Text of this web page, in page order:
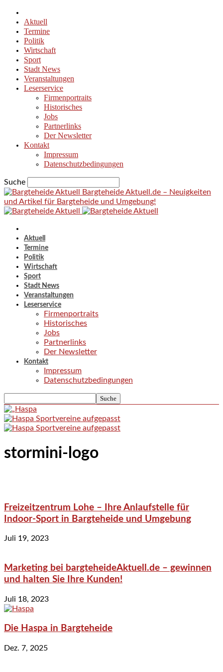
Aktuell
Termine
Politik
Wirtschaft
Sport
Stadt News
Veranstaltungen
Leserservice
Firmenportraits
Historisches
Jobs
Partnerlinks
Der Newsletter
Kontakt
Impressum
Datenschutzbedingungen
Suche
Bargteheide Aktuell.de – Neuigkeiten
und Artikel für Bargteheide und Umgebung!
Aktuell
Termine
Politik
Wirtschaft
Sport
Stadt News
Veranstaltungen
Leserservice
Firmenportraits
Historisches
Jobs
Partnerlinks
Der Newsletter
Kontakt
Impressum
Datenschutzbedingungen
stormini-logo
Freizeitzentrum Lohe – Ihre Anlaufstelle für
Indoor-Sport in Bargteheide und Umgebung
Juli 19, 2023
Marketing bei bargteheideAktuell.de – gewinnen
und halten Sie Ihre Kunden!
Juli 18, 2023
Die Haspa in Bargteheide
Dez. 7, 2025